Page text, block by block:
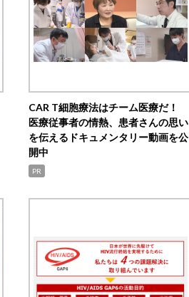
CAR T細胞療法はチーム医療だ！
医療従事者の情熱、患者さんの思い
を伝えるドキュメンタリー動画を公
開中
PR